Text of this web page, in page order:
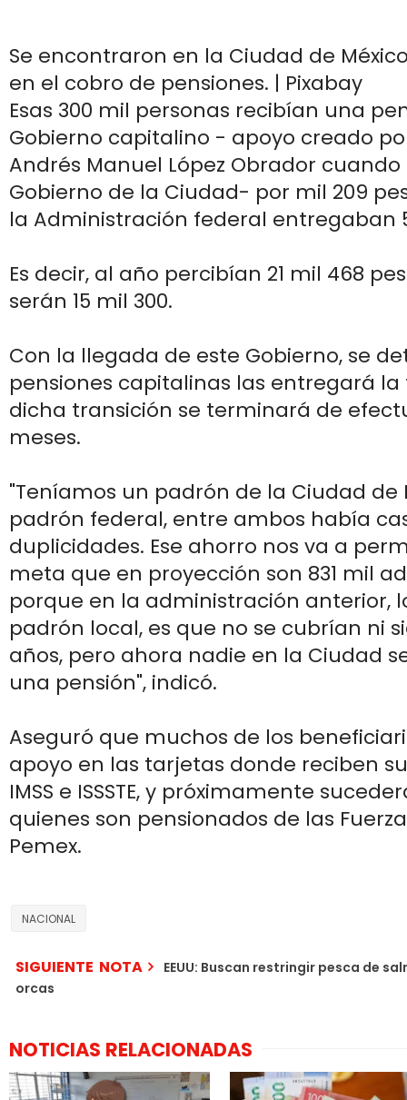
Se encontraron en la Ciudad de
en el cobro de pensiones. | Pixabay
Esas 300 mil personas recibían una
Gobierno capitalino - apoyo creado
Andrés Manuel López Obrador
Gobierno de la Ciudad- por mil 209
la Administración federal entregaban
Es decir, al año percibían 21 mil 468
serán 15 mil 300.
Con la llegada de este Gobierno, se
pensiones capitalinas las entregará la
dicha transición se terminará de
meses.
"Teníamos un padrón de la Ciudad de
padrón federal, entre ambos había
duplicidades. Ese ahorro nos va a
meta que en proyección son 831 mil
porque en la administración anterior,
padrón local, es que no se cubrían ni
años, pero ahora nadie en la Ciudad
una pensión", indicó.
Aseguró que muchos de los
apoyo en las tarjetas donde reciben
IMSS e ISSSTE, y próximamente
quienes son pensionados de las
Pemex.
NACIONAL
SIGUIENTE NOTA
EEUU: Buscan restringir pesca de
orcas
NOTICIAS RELACIONADAS